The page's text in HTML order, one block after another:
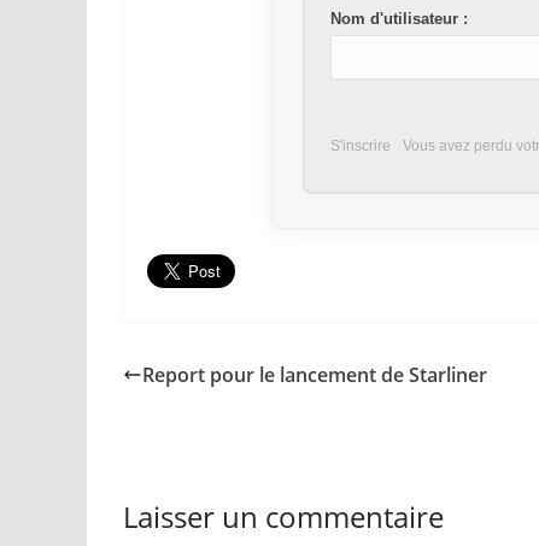
Nom d'utilisateur :
S'inscrire Vous avez perdu
Report pour le lancement de Starliner
Laisser un commentaire